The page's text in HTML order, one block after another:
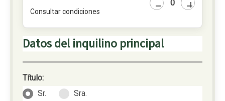
Consultar condiciones
Datos del inquilino principal
Título:
Sr.
Sra.